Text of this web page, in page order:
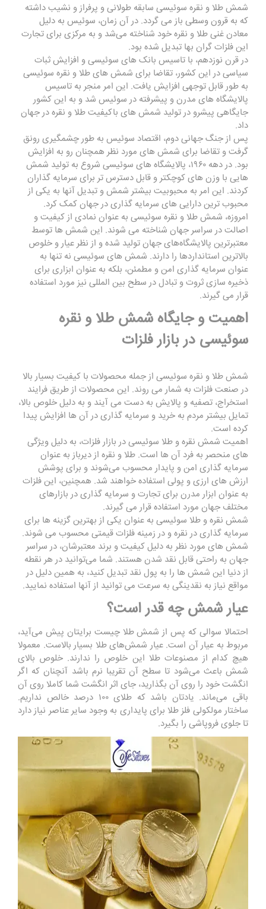
شمش‌ طلا و نقره سوئیسی سابقه‌ طولانی و پرفراز و نشیب داشته
که به قرون وسطی باز می ‌گردد. در آن زمان، سوئیس به دلیل
معادن غنی طلا و نقره خود شناخته می‌شد و به مرکزی برای تجارت
این فلزات گران بها تبدیل شده بود.
در قرن نوزدهم، با تاسیس بانک ‌های سوئیسی و افزایش ثبات
سیاسی در این کشور، تقاضا برای شمش ‌های طلا و نقره سوئیسی
به طور قابل توجهی افزایش یافت. این امر منجر به تاسیس
پالایشگاه ‌های مدرن و پیشرفته در سوئیس شد و به این کشور
جایگاهی پیشرو در تولید شمش ‌های باکیفیت طلا و نقره در جهان
داد.
پس از جنگ جهانی دوم، اقتصاد سوئیس به طور چشمگیری رونق
گرفت و تقاضا برای شمش‌ های مورد نظر همچنان رو به افزایش
بود. در دهه ۱۹۶۰، پالایشگاه ‌های سوئیسی شروع به تولید شمش‌
هایی با وزن‌ های کوچکتر و قابل دسترس‌ تر برای سرمایه‌ گذاران
کردند. این امر به محبوبیت بیشتر شمش‌ و تبدیل آنها به یکی از
محبوب ‌ترین دارایی ‌های سرمایه‌ گذاری در جهان کمک کرد.
امروزه، شمش طلا و نقره سوئیسی به عنوان نمادی از کیفیت و
اصالت در سراسر جهان شناخته می ‌شوند. این شمش ‌ها توسط
معتبرترین پالایشگاه‌های جهان تولید شده و از نظر عیار و خلوص
بالاترین استانداردها را دارند. شمش ‌های سوئیسی نه تنها به
عنوان سرمایه‌ گذاری امن و مطمئن، بلکه به عنوان ابزاری برای
ذخیره‌ سازی ثروت و تبادل در سطح بین ‌المللی نیز مورد استفاده
قرار می ‌گیرند.
اهمیت و جایگاه شمش طلا و نقره
سوئیسی در بازار فلزات
شمش طلا و نقره سوئیسی از جمله محصولات با کیفیت بسیار بالا
در صنعت فلزات به شمار می روند. این محصولات از طریق فرایند
استخراج، تصفیه و پالایش به دست می آیند و به دلیل خلوص بالا،
تمایل بیشتر مردم به خرید و سرمایه ‌گذاری در آن‌ ها افزایش پیدا
کرده است.
اهمیت شمش نقرهو طلا سوئیسی در بازار فلزات، به دلیل ویژگی
‌های منحصر به فرد آن ‌ها است. طلا و نقره از دیرباز به عنوان
سرمایه‌ گذاری امن و پایدار محسوب می‌شوند و برای پوشش
ارزش‌ های ارزی و پولی استفاده خواهند شد. همچنین، این فلزات
به عنوان ابزار مدرن برای تجارت و سرمایه‌ گذاری در بازارهای
مختلف جهان مورد استفاده قرار می گیرند.
شمش نقره و طلا سوئیسی به عنوان یکی از بهترین گزینه ‌ها برای
سرمایه ‌گذاری در نقرهو در زمینه فلزات قیمتی محسوب می ‌شوند.
شمش ‌های مورد نظر به دلیل کیفیت و برند معتبرشان، در سراسر
جهان به راحتی قابل نقد شدن هستند. شما می‌توانید در هر نقطه
از دنیا این شمش ‌ها را به پول نقد تبدیل کنید، به همین دلیل در
مواقع نیاز به نقدینگی به سرعت می ‌توانید از آنها استفاده نمایید.
عیار شمش چه قدر است؟
احتمالا سوالی که پس از شمش طلا چیست برایتان پیش می‌آید،
مربوط به عیار آن است. عیار شمش‌های طلا بسیار بالاست. معمولا
هیچ کدام از مصنوعات طلا این خلوص را ندارند. خلوص بالای
شمش باعث می‌شود تا سطح آن تقریبا نرم باشد آنچنان که اگر
انگشت خود را روی آن بگذارید، جای اثر انگشت شما کاملا روی آن
باقی می‌ماند. یادتان باشد که طلای ۱۰۰ درصد خالص نداریم.
ساختار مولکولی فلز طلا برای پایداری به وجود سایر عناصر نیاز دارد
تا جلوی فروپاشی را بگیرد.